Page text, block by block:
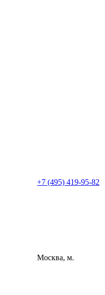
+7 (495) 419-95-82
Москва, м.